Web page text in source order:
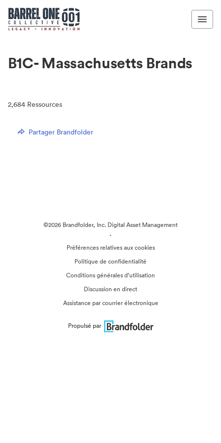
B1C- Massachusetts Brands
2,684 Ressources
Partager Brandfolder
©2026 Brandfolder, Inc. Digital Asset Management
·
Préférences relatives aux cookies
Politique de confidentialité
Conditions générales d’utilisation
Discussion en direct
Assistance par courrier électronique
Propulsé par